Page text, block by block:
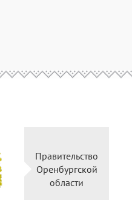
Правительство
Оренбургской
области